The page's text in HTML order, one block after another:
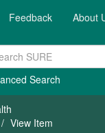
Feedback About
Search
View Item